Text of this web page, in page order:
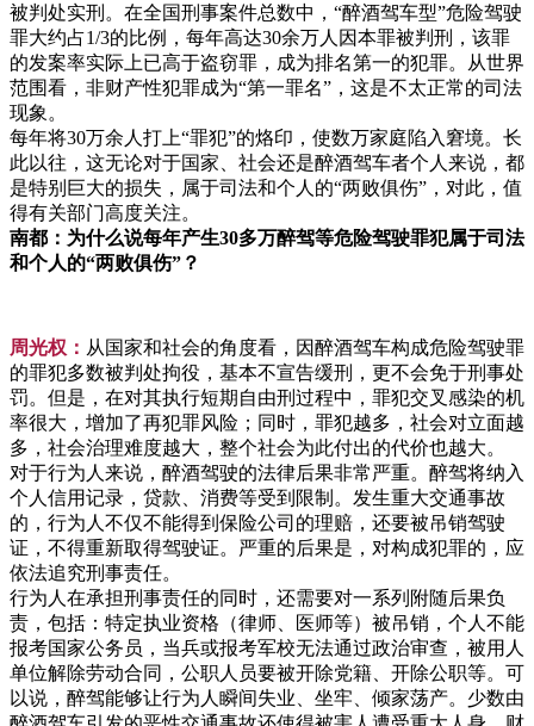
被判处实刑。在全国刑事案件总数中，“醉酒驾车型”危险驾驶
罪大约占1/3的比例，每年高达30余万人因本罪被判刑，该罪
的发案率实际上已高于盗窃罪，成为排名第一的犯罪。从世界
范围看，非财产性犯罪成为“第一罪名”，这是不太正常的司法
现象。
每年将30万余人打上“罪犯”的烙印，使数万家庭陷入窘境。长
此以往，这无论对于国家、社会还是醉酒驾车者个人来说，都
是特别巨大的损失，属于司法和个人的“两败俱伤”，对此，值
得有关部门高度关注。
南都：为什么说每年产生30多万醉驾等危险驾驶罪犯属于司法
和个人的“两败俱伤”？
周光权： 从国家和社会的角度看，因醉酒驾车构成危险驾驶罪
的罪犯多数被判处拘役，基本不宣告缓刑，更不会免于刑事处
罚。但是，在对其执行短期自由刑过程中，罪犯交叉感染的机
率很大，增加了再犯罪风险；同时，罪犯越多，社会对立面越
多，社会治理难度越大，整个社会为此付出的代价也越大。
对于行为人来说，醉酒驾驶的法律后果非常严重。醉驾将纳入
个人信用记录，贷款、消费等受到限制。发生重大交通事故
的，行为人不仅不能得到保险公司的理赔，还要被吊销驾驶
证，不得重新取得驾驶证。严重的后果是，对构成犯罪的，应
依法追究刑事责任。
行为人在承担刑事责任的同时，还需要对一系列附随后果负
责，包括：特定执业资格（律师、医师等）被吊销，个人不能
报考国家公务员，当兵或报考军校无法通过政治审查，被用人
单位解除劳动合同，公职人员要被开除党籍、开除公职等。可
以说，醉驾能够让行为人瞬间失业、坐牢、倾家荡产。少数由